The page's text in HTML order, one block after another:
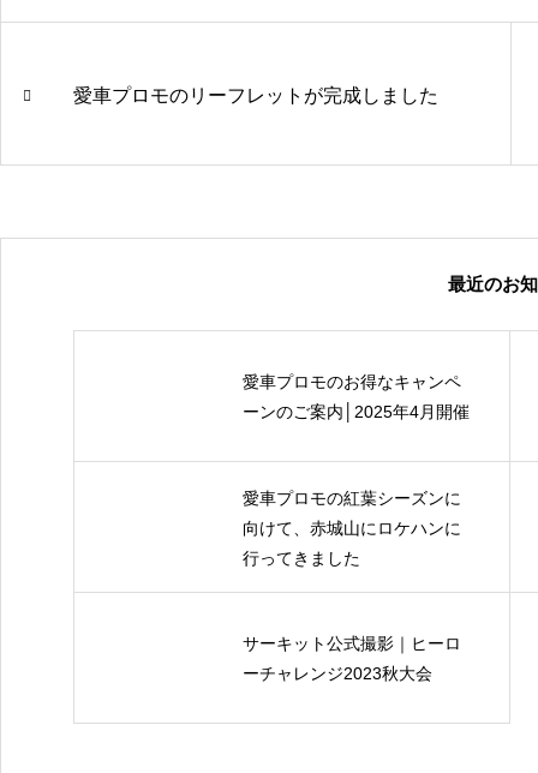
愛車プロモのリーフレットが完成しました
最近のお
愛車プロモのお得なキャンペ
ーンのご案内│2025年4月開催
愛車プロモの紅葉シーズンに
向けて、赤城山にロケハンに
行ってきました
サーキット公式撮影｜ヒーロ
ーチャレンジ2023秋大会